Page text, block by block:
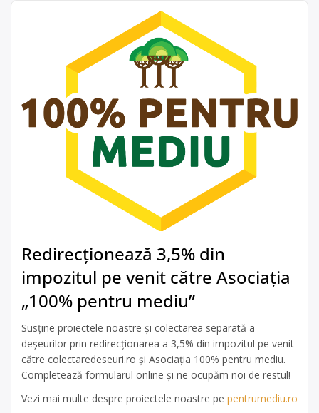
Redirecționează 3,5% din
impozitul pe venit către Asociația
„100% pentru mediu”
Susține proiectele noastre și colectarea separată a
deșeurilor prin redirecționarea a 3,5% din impozitul pe venit
către colectaredeseuri.ro și Asociația 100% pentru mediu.
Completează formularul online și ne ocupăm noi de restul!
Vezi mai multe despre proiectele noastre pe pentrumediu.ro